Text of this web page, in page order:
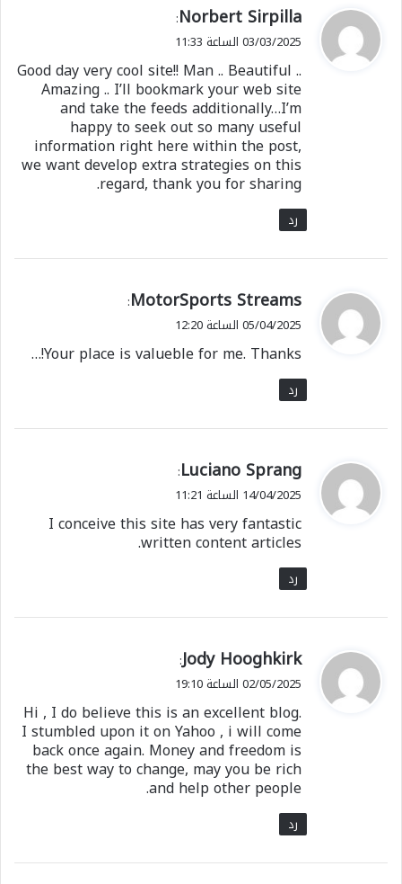
ي
ق
ل
Norbert Sirpilla
:
03/03/2025 الساعة 11:33
Good day very cool site!! Man .. Beautiful ..
Amazing .. I’ll bookmark your web site
and take the feeds additionally…I’m
happy to seek out so many useful
information right here within the post,
we want develop extra strategies on this
regard, thank you for sharing.
رد
ي
ق
ل
MotorSports Streams
:
05/04/2025 الساعة 12:20
Your place is valueble for me. Thanks!…
رد
ي
ق
ل
Luciano Sprang
:
14/04/2025 الساعة 11:21
I conceive this site has very fantastic
written content articles.
رد
ي
ق
ل
Jody Hooghkirk
:
02/05/2025 الساعة 19:10
Hi , I do believe this is an excellent blog.
I stumbled upon it on Yahoo , i will come
back once again. Money and freedom is
the best way to change, may you be rich
and help other people.
رد